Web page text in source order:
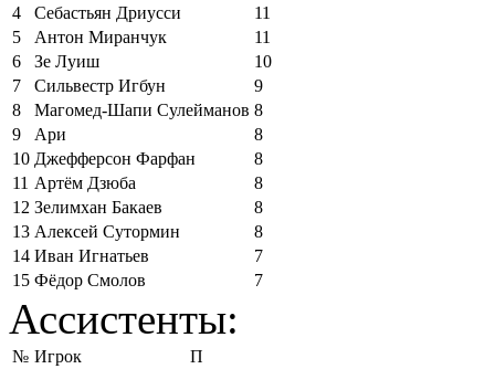
4
Себастьян Дриусси
11
5
Антон Миранчук
11
6
Зе Луиш
10
7
Сильвестр Игбун
9
8
Магомед-Шапи Сулейманов 8
9
Ари
8
10 Джефферсон Фарфан
8
11 Артём Дзюба
8
12 Зелимхан Бакаев
8
13 Алексей Сутормин
8
14 Иван Игнатьев
7
15 Фёдор Смолов 7
Ассистенты:
№ Игрок
П